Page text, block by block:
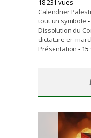
18 231 vues
Calendrier
tout un symbole -
Dissolution du
dictature en
Présentation - 15